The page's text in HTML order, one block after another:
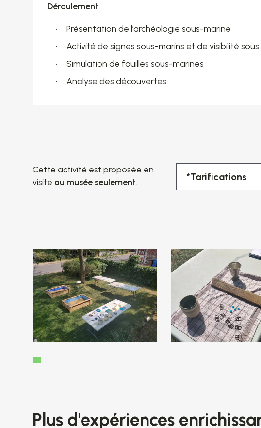
Déroulement
Présentation de l’archéologie sous-marine
Activité de signes sous-marins et de visibilité sous
Simulation de fouilles sous-marines
Analyse des découvertes
Cette activité est proposée en
visite au musée seulement. *Tarifications
Plus d'expériences